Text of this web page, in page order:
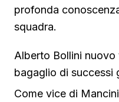
profonda
squadra.
Alberto Bollini
bagaglio di successi
Come vice di